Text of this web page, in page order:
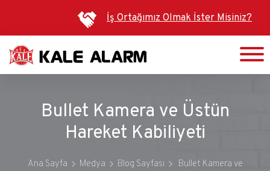
atla
İş Ortağımız Olmak İster Misiniz?
Bullet Kamera ve Üstün
Hareket Kabiliyeti
Ana Sayfa Medya Blog Sayfası
Bullet Kamera ve